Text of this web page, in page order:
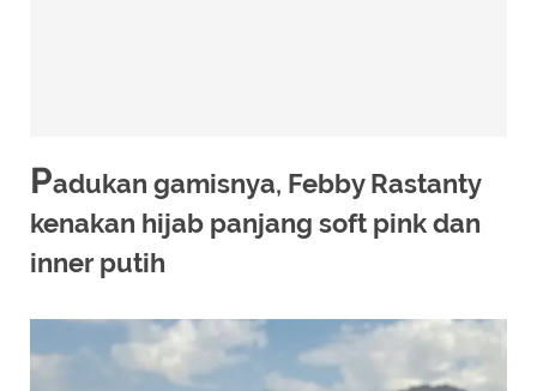
Padukan gamisnya, Febby Rastanty
kenakan hijab panjang soft pink dan
inner putih